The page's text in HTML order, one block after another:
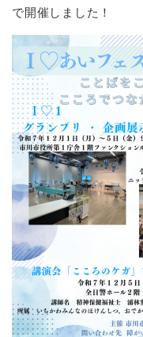
で開催しました！